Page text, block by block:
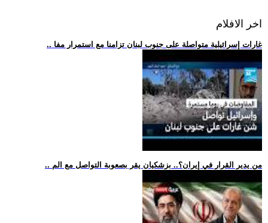
اخر الافلام
.. غارات إسرائيلية متواصلة على جنوب لبنان تزامنا مع استمرار مفا
.. من يدير القرار في إيران؟.. بزشكيان يقر بصعوبة التواصل مع الم